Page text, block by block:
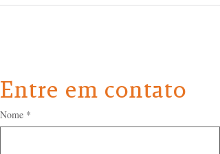
Entre em contato
Nome *